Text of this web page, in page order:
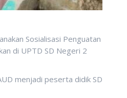
Sosialisasi Penguatan
di UPTD SD Negeri 2
menjadi peserta didik SD